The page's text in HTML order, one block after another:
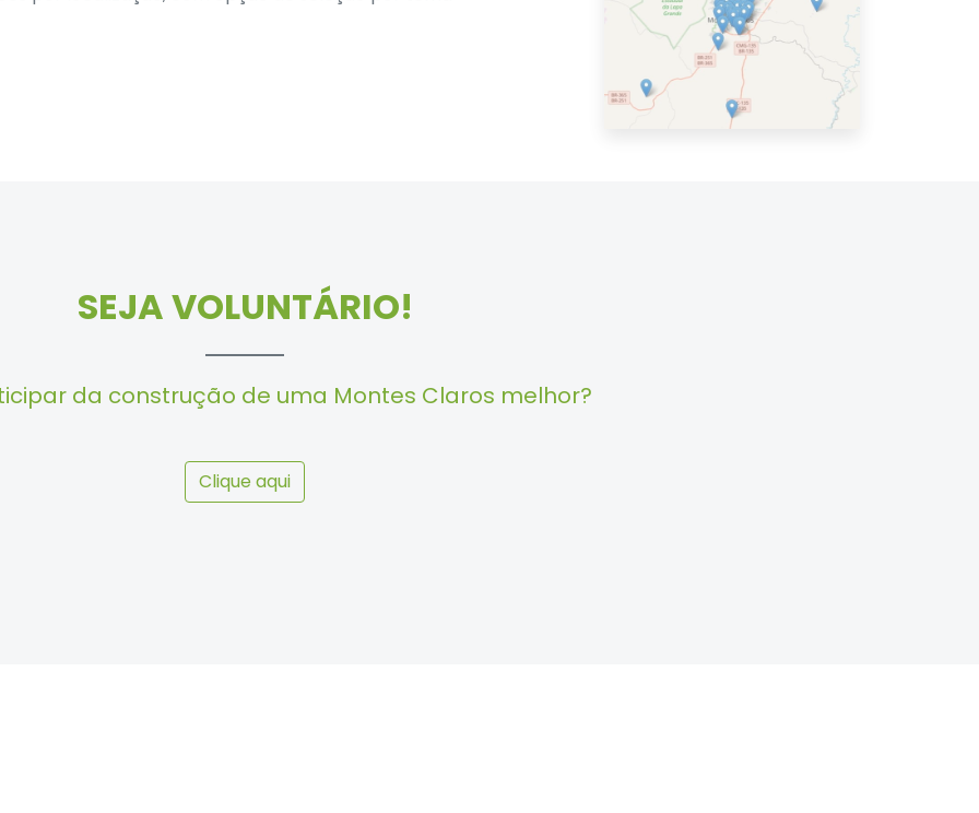
SEJA VOLUNTÁRIO!
da construção de uma Montes Claros melhor?
Clique aqui